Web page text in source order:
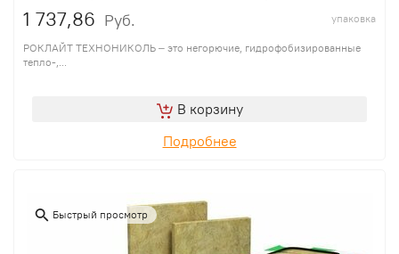
1 737,86 Руб. упаковка
РОКЛАЙТ ТЕХНОНИКОЛЬ – это негорючие, гидрофобизированные
тепло-,...
В корзину
Подробнее
Быстрый просмотр